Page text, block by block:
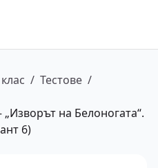
/ Тестове /
на Белоногата“.
6)